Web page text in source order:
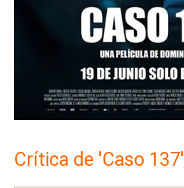
Crítica de 'Caso 137'